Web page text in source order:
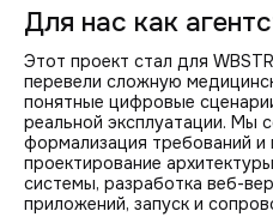
Для нас как
Этот проект стал для
перевели сложную
понятные цифровые
реальной эксплуатации. Мы
формализация требований и
проектирование
системы, разработка веб-
приложений, запуск и